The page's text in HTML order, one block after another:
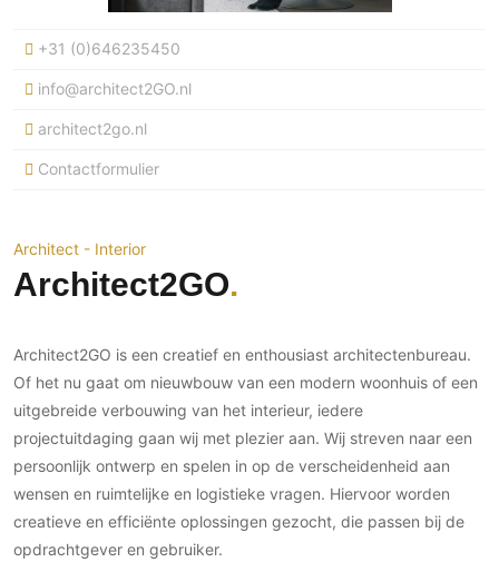
Woondecoratie
Bedden
Meubels
Glas
Interieurbouw
Keuken
Keukens
Keukenbladen
Keukenaccessoires
Keukenkranen
Buitendeuren
Vouwwanden
Garagedeuren
Zonwering
Buitenshutters
Overig
Autolift
3D visualisaties
Gevel
Gevelbekleding
Tuinmeubelen
Tuinverlichting
Omheining
Hekwerken en poorten
Tuin wellness
Buitenvloeren
Houten buitenvloeren
Natuursteen en keramiek
buitenvloeren
Vlonders
Zonwering
Zonwering buiten
Kinderkamer
Serre/Veranda
Slaapkamer
Wellness
Wijnkelder
Woonkamer
Bijgebouw / Poolhouse
Terrasoverkapping
Tuin
Villa
Zwembad
Zakelijk
+31 (0)646235450
info@architect2GO.nl
architect2go.nl
Contactformulier
Architect - Interior
Architect2GO
Architect2GO is een creatief en enthousiast architectenbureau.
Of het nu gaat om nieuwbouw van een modern woonhuis of een
uitgebreide verbouwing van het interieur, iedere
projectuitdaging gaan wij met plezier aan. Wij streven naar een
persoonlijk ontwerp en spelen in op de verscheidenheid aan
wensen en ruimtelijke en logistieke vragen. Hiervoor worden
creatieve en efficiënte oplossingen gezocht, die passen bij de
opdrachtgever en gebruiker.